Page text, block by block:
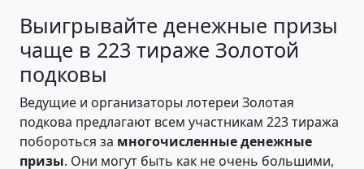
Выигрывайте денежные призы
чаще в 223 тираже Золотой
подковы
Ведущие и организаторы лотереи Золотая
подкова предлагают всем участникам 223 тиража
побороться за многочисленные денежные
призы. Они могут быть как не очень большими,